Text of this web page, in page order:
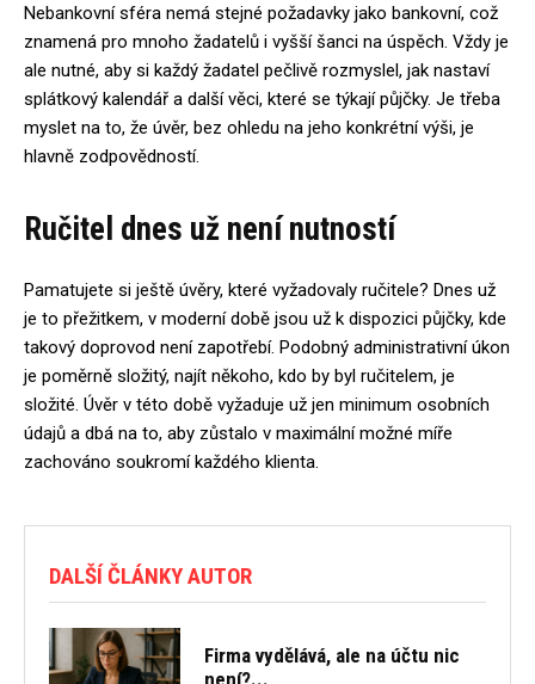
Nebankovní sféra nemá stejné požadavky jako bankovní, což
znamená pro mnoho žadatelů i vyšší šanci na úspěch. Vždy je
ale nutné, aby si každý žadatel pečlivě rozmyslel, jak nastaví
splátkový kalendář a další věci, které se týkají půjčky. Je třeba
myslet na to, že úvěr, bez ohledu na jeho konkrétní výši, je
hlavně zodpovědností.
Ručitel dnes už není nutností
Pamatujete si ještě úvěry, které vyžadovaly ručitele? Dnes už
je to přežitkem, v moderní době jsou už k dispozici půjčky, kde
takový doprovod není zapotřebí. Podobný administrativní úkon
je poměrně složitý, najít někoho, kdo by byl ručitelem, je
složité. Úvěr v této době vyžaduje už jen minimum osobních
údajů a dbá na to, aby zůstalo v maximální možné míře
zachováno soukromí každého klienta.
DALŠÍ ČLÁNKY AUTOR
Firma vydělává, ale na účtu nic
není?...